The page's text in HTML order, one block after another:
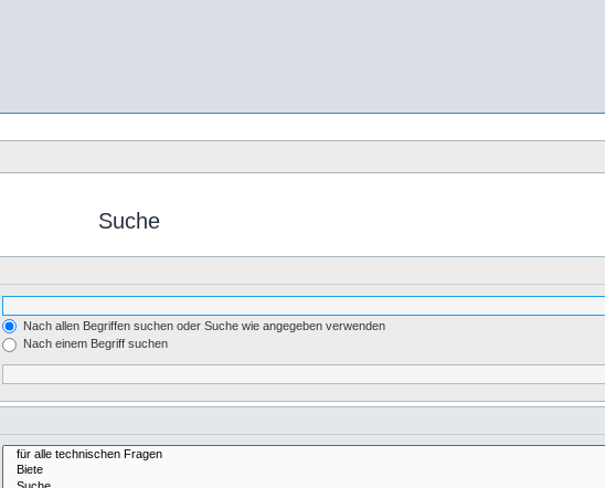
Suche
Nach allen Begriffen suchen oder Suche wie angegeben verwenden
Nach einem Begriff suchen